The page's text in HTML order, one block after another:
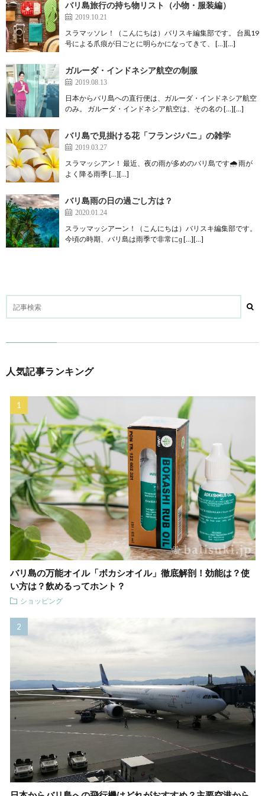
バリ島旅行の持ち物リスト（小物・服装編）
2019.10.21
スラマッソレ！（こんにちは）バリスキ編集部です。 台風19
号による爪痕が日ごとに明らかになってきて、 […][…]
ガルーダ・インドネシア航空の制服
2019.08.13
日本からバリ島への直行便は、ガルーダ・インドネシア航空
のみ。 ガルーダ・インドネシア航空は、その名の […][…]
バリ島で見掛ける花「フランジパニ」の雑学
2019.03.27
スラマッシアン！ 最近、夜の雨が多めのバリ島です🌧️ 雨が
よく降る雨季 […][…]
バリ島雨の日の過ごし方は？
2020.01.24
スラッマッシアーン！（こんにちは）バリスキ編集部です。
今頃の時期、バリ島は雨季で非常にɡ […][…]
人気記事ランキング
バリ島の万能オイル「ボカシオイル」徹底解剖！効能は？使
い方は？飲めるってホント？
ショッピング